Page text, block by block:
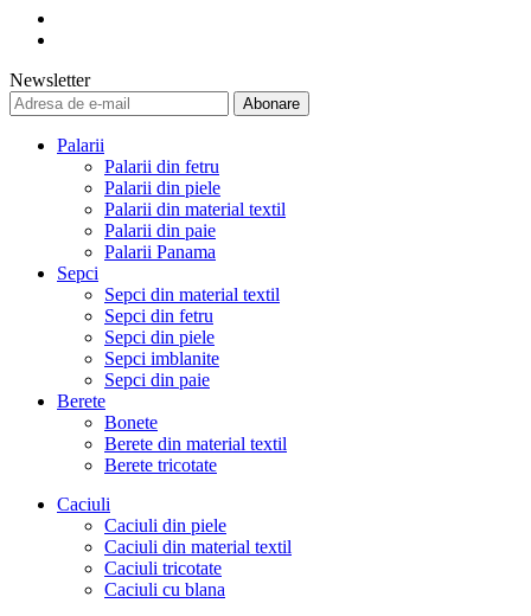
Newsletter
Abonare
Palarii
Palarii din fetru
Palarii din piele
Palarii din material textil
Palarii din paie
Palarii Panama
Sepci
Sepci din material textil
Sepci din fetru
Sepci din piele
Sepci imblanite
Sepci din paie
Berete
Bonete
Berete din material textil
Berete tricotate
Caciuli
Caciuli din piele
Caciuli din material textil
Caciuli tricotate
Caciuli cu blana